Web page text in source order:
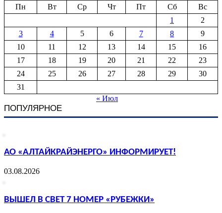
Пн
Вт Ср Чт Пт Сб
Вс
1
2
3
4 5 6 7 8
9
10
11 12 13 14 15
16
17
18 19 20 21 22
23
24
25 26 27 28 29
30
31
« Июл
ПОПУЛЯРНОЕ
АО «АЛТАЙКРАЙЭНЕРГО» ИНФОРМИРУЕТ!
03.08.2026
ВЫШЕЛ В СВЕТ 7 НОМЕР «РУБЕЖКИ»